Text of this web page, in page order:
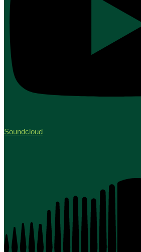
Soundcloud